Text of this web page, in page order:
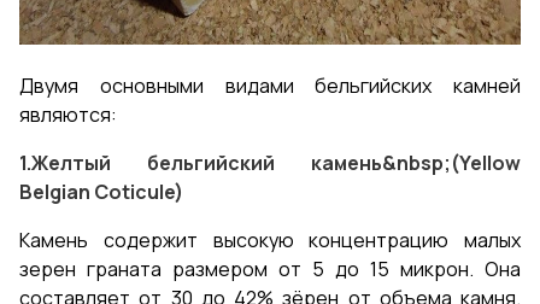
Двумя основными видами бельгийских камней
являются:
1.Желтый бельгийский камень&nbsp;(Yellow
Belgian Coticule)
Камень содержит высокую концентрацию малых
зерен граната размером от 5 до 15 микрон. Она
составляет от 30 до 42% зёрен от объема камня.